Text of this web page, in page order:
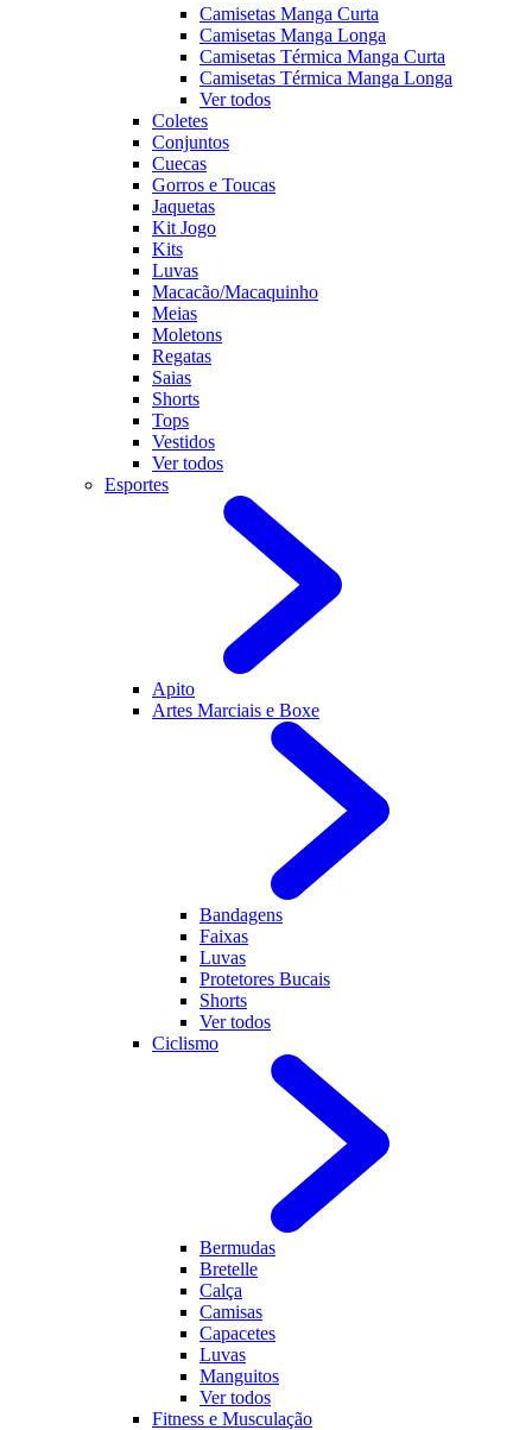
Camisetas Manga Curta
Camisetas Manga Longa
Camisetas Térmica Manga Curta
Camisetas Térmica Manga Longa
Ver todos
Coletes
Conjuntos
Cuecas
Gorros e Toucas
Jaquetas
Kit Jogo
Kits
Luvas
Macacão/Macaquinho
Meias
Moletons
Regatas
Saias
Shorts
Tops
Vestidos
Ver todos
Esportes
Apito
Artes Marciais e Boxe
Bandagens
Faixas
Luvas
Protetores Bucais
Shorts
Ver todos
Ciclismo
Bermudas
Bretelle
Calça
Camisas
Capacetes
Luvas
Manguitos
Ver todos
Fitness e Musculação